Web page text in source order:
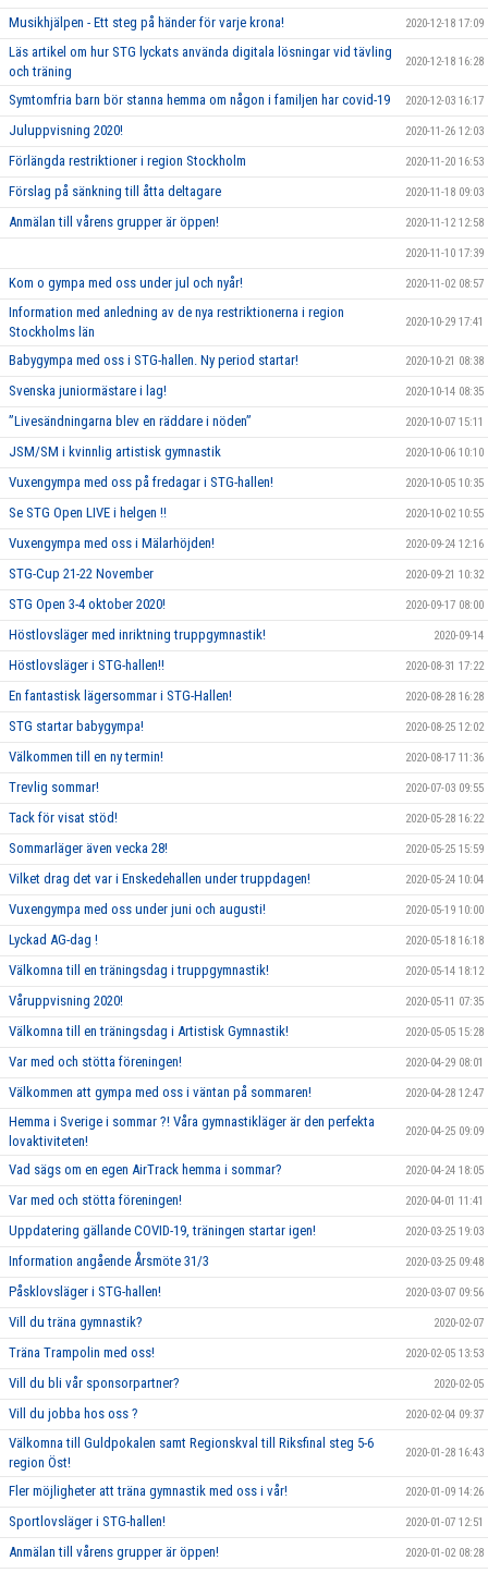
Musikhjälpen - Ett steg på händer för varje krona! 2020-12-18 17:09
Läs artikel om hur STG lyckats använda digitala lösningar vid tävling
och träning
2020-12-18 16:28
Symtomfria barn bör stanna hemma om någon i familjen har covid-19 2020-12-03 16:17
Juluppvisning 2020! 2020-11-26 12:03
Förlängda restriktioner i region Stockholm 2020-11-20 16:53
Förslag på sänkning till åtta deltagare 2020-11-18 09:03
Anmälan till vårens grupper är öppen! 2020-11-12 12:58
2020-11-10 17:39
Kom o gympa med oss under jul och nyår! 2020-11-02 08:57
Information med anledning av de nya restriktionerna i region
Stockholms län
2020-10-29 17:41
Babygympa med oss i STG-hallen. Ny period startar! 2020-10-21 08:38
Svenska juniormästare i lag! 2020-10-14 08:35
”Livesändningarna blev en räddare i nöden” 2020-10-07 15:11
JSM/SM i kvinnlig artistisk gymnastik 2020-10-06 10:10
Vuxengympa med oss på fredagar i STG-hallen! 2020-10-05 10:35
Se STG Open LIVE i helgen !! 2020-10-02 10:55
Vuxengympa med oss i Mälarhöjden! 2020-09-24 12:16
STG-Cup 21-22 November 2020-09-21 10:32
STG Open 3-4 oktober 2020! 2020-09-17 08:00
Höstlovsläger med inriktning truppgymnastik! 2020-09-14
Höstlovsläger i STG-hallen!! 2020-08-31 17:22
En fantastisk lägersommar i STG-Hallen! 2020-08-28 16:28
STG startar babygympa! 2020-08-25 12:02
Välkommen till en ny termin! 2020-08-17 11:36
Trevlig sommar! 2020-07-03 09:55
Tack för visat stöd! 2020-05-28 16:22
Sommarläger även vecka 28! 2020-05-25 15:59
Vilket drag det var i Enskedehallen under truppdagen! 2020-05-24 10:04
Vuxengympa med oss under juni och augusti! 2020-05-19 10:00
Lyckad AG-dag ! 2020-05-18 16:18
Välkomna till en träningsdag i truppgymnastik! 2020-05-14 18:12
Våruppvisning 2020! 2020-05-11 07:35
Välkomna till en träningsdag i Artistisk Gymnastik! 2020-05-05 15:28
Var med och stötta föreningen! 2020-04-29 08:01
Välkommen att gympa med oss i väntan på sommaren! 2020-04-28 12:47
Hemma i Sverige i sommar ?! Våra gymnastikläger är den perfekta
lovaktiviteten!
2020-04-25 09:09
Vad sägs om en egen AirTrack hemma i sommar? 2020-04-24 18:05
Var med och stötta föreningen! 2020-04-01 11:41
Uppdatering gällande COVID-19, träningen startar igen! 2020-03-25 19:03
Information angående Årsmöte 31/3 2020-03-25 09:48
Påsklovsläger i STG-hallen! 2020-03-07 09:56
Vill du träna gymnastik? 2020-02-07
Träna Trampolin med oss! 2020-02-05 13:53
Vill du bli vår sponsorpartner? 2020-02-05
Vill du jobba hos oss ? 2020-02-04 09:37
Välkomna till Guldpokalen samt Regionskval till Riksfinal steg 5-6
region Öst!
2020-01-28 16:43
Fler möjligheter att träna gymnastik med oss i vår! 2020-01-09 14:26
Sportlovsläger i STG-hallen! 2020-01-07 12:51
Anmälan till vårens grupper är öppen! 2020-01-02 08:28